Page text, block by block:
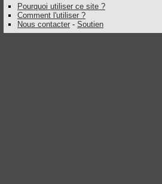
Pourquoi utiliser ce site ?
Comment l'utiliser ?
Nous contacter - Soutien